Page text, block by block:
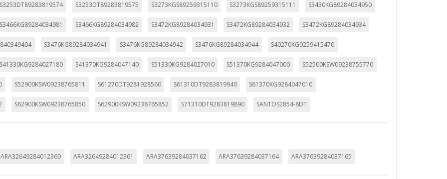
S3253DT89283819574 S3253DT89283819575 S3273KGS89259315110 S3273KGS89259315111 S3430KG89284034950
S3466KG89284034981 S3466KG89284034982 S3472KG89284034931 S3472KG89284034932 S3472KG89284034934
S3476KG89284034941 S3476KG89284034942 S3476KG89284034944 S40270KG9259415470
S41330KG9284027180 S41370KG9284047140 S51330KG9284027010 S51370KG9284047000 S52500KSW09238755770
S52900KSW09238765811 S61270DT9281928560 S61310DT9283819940 S61370KG9284047010
S62900KSW09238765850 S62900KSW09238765852 S71310DT9283819890 SANTOS2854-8DT
ARA32649284012360 ARA32649284012361 ARA37639284037162 ARA37639284037164 ARA37639284037165